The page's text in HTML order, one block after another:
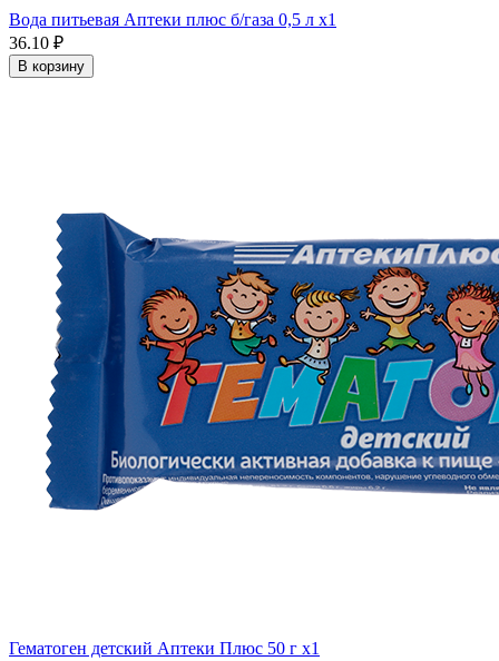
Вода питьевая Аптеки плюс б/газа 0,5 л x1
36.10 ₽
В корзину
Гематоген детский Аптеки Плюс 50 г x1